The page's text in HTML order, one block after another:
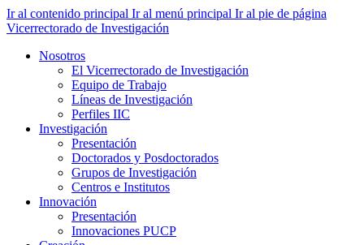
Ir al contenido principal Ir al menú principal Ir al pie de página
Vicerrectorado de Investigación
Nosotros
El Vicerrectorado de Investigación
Equipo de Trabajo
Líneas de Investigación
Perfiles IIC
Investigación
Presentación
Doctorados y Posdoctorados
Grupos de Investigación
Centros e Institutos
Innovación
Presentación
Innovaciones PUCP